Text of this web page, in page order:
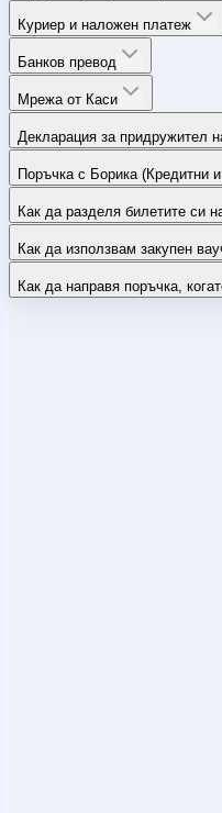
Куриер и наложен платеж
Банков превод
Мрежа от Каси
Декларация за придружител
Поръчка с
Как да разделя билетите си
Как да използвам закупен
Как да направя поръчка,